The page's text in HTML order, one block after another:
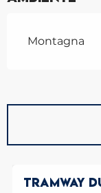
Montagna
TRAMWAY